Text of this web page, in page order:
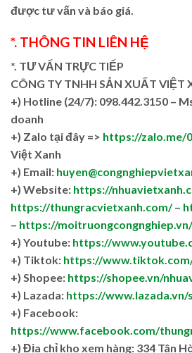
được tư vấn và báo giá.
*. THÔNG TIN LIÊN HỆ
*. TƯ VẤN TRỰC TIẾP
CÔNG TY TNHH SẢN XUẤT VIỆT
+) Hotline (24/7): 098.442.3150 –
doanh
+) Zalo tại đây => https://zalo.me/
Việt Xanh
+) Email:
+) Website: https://
https://thungracvietxanh.com/–
– https://moitruongcongnghiep.vn/
+) Youtube: https://
+) Tiktok: https://
+) Shopee: https://shopee.vn/
+) Lazada: https://
+) Facebook:
https://www.facebook.com/
+) Địa chỉ kho xem hàng: 334 Tân